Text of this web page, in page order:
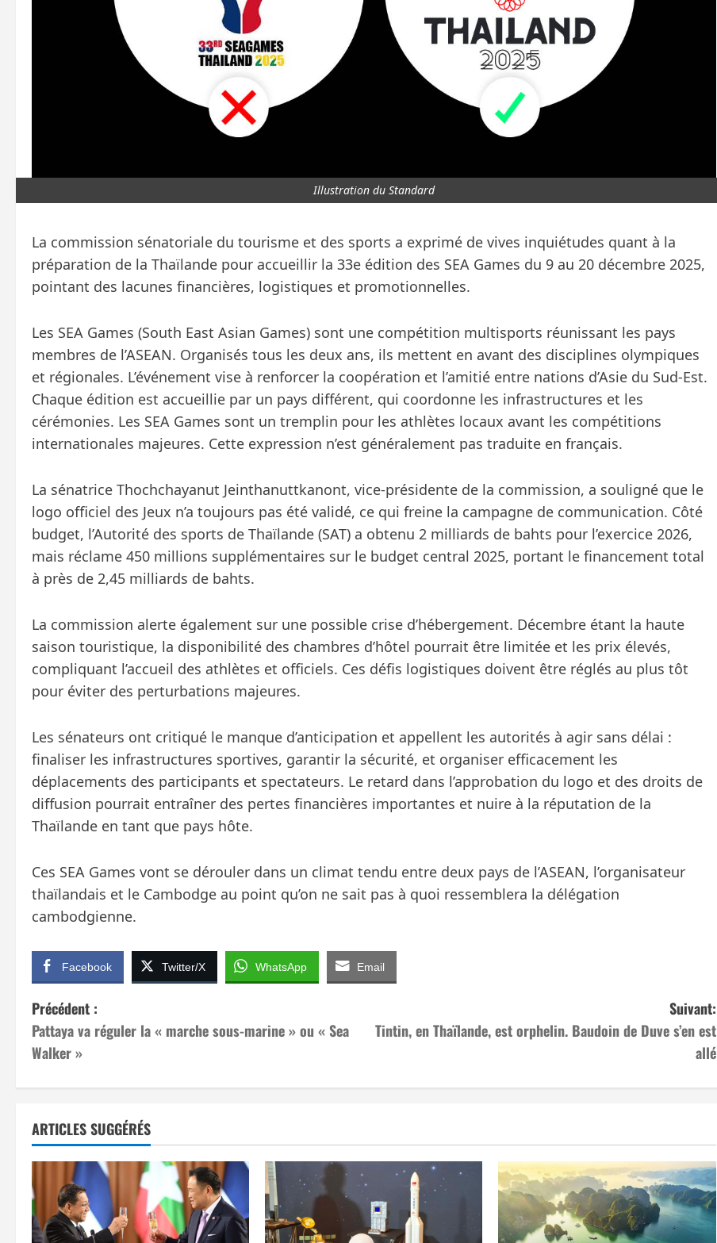
Illustration du Standard
La commission sénatoriale du tourisme et des sports a exprimé de vives inquiétudes quant à la
préparation de la Thaïlande pour accueillir la 33e édition des SEA Games du 9 au 20 décembre 2025,
pointant des lacunes financières, logistiques et promotionnelles.
Les SEA Games (South East Asian Games) sont une compétition multisports réunissant les pays
membres de l’ASEAN. Organisés tous les deux ans, ils mettent en avant des disciplines olympiques
et régionales. L’événement vise à renforcer la coopération et l’amitié entre nations d’Asie du Sud-Est.
Chaque édition est accueillie par un pays différent, qui coordonne les infrastructures et les
cérémonies. Les SEA Games sont un tremplin pour les athlètes locaux avant les compétitions
internationales majeures. Cette expression n’est généralement pas traduite en français.
La sénatrice Thochchayanut Jeinthanuttkanont, vice-présidente de la commission, a souligné que le
logo officiel des Jeux n’a toujours pas été validé, ce qui freine la campagne de communication. Côté
budget, l’Autorité des sports de Thaïlande (SAT) a obtenu 2 milliards de bahts pour l’exercice 2026,
mais réclame 450 millions supplémentaires sur le budget central 2025, portant le financement total
à près de 2,45 milliards de bahts.
La commission alerte également sur une possible crise d’hébergement. Décembre étant la haute
saison touristique, la disponibilité des chambres d’hôtel pourrait être limitée et les prix élevés,
compliquant l’accueil des athlètes et officiels. Ces défis logistiques doivent être réglés au plus tôt
pour éviter des perturbations majeures.
Les sénateurs ont critiqué le manque d’anticipation et appellent les autorités à agir sans délai :
finaliser les infrastructures sportives, garantir la sécurité, et organiser efficacement les
déplacements des participants et spectateurs. Le retard dans l’approbation du logo et des droits de
diffusion pourrait entraîner des pertes financières importantes et nuire à la réputation de la
Thaïlande en tant que pays hôte.
Ces SEA Games vont se dérouler dans un climat tendu entre deux pays de l’ASEAN, l’organisateur
thaïlandais et le Cambodge au point qu’on ne sait pas à quoi ressemblera la délégation
cambodgienne.
Facebook Twitter/X WhatsApp Email
N
a
v
g
a
t
Précédent :
Pattaya va réguler la « marche sous-marine » ou « Sea
Walker »
Suivant:
Tintin, en Thaïlande, est orphelin. Baudoin de Duve s’en est
allé
ARTICLES SUGGÉRÉS